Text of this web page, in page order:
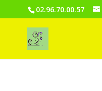
02.96.70.00.57